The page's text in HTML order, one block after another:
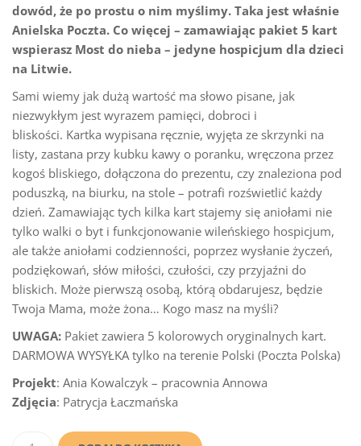
dowód, że po prostu o nim myślimy. Taka jest właśnie
Anielska Poczta. Co więcej – zamawiając pakiet 5 kart
wspierasz Most do nieba – jedyne hospicjum dla dzieci
na Litwie.
Sami wiemy jak dużą wartość ma słowo pisane, jak
niezwykłym jest wyrazem pamięci, dobroci i
bliskości. Kartka wypisana ręcznie, wyjęta ze skrzynki na
listy, zastana przy kubku kawy o poranku, wręczona przez
kogoś bliskiego, dołączona do prezentu, czy znaleziona pod
poduszką, na biurku, na stole – potrafi rozświetlić każdy
dzień. Zamawiając tych kilka kart stajemy się aniołami nie
tylko walki o byt i funkcjonowanie wileńskiego hospicjum,
ale także aniołami codzienności, poprzez wysłanie życzeń,
podziękowań, słów miłości, czułości, czy przyjaźni do
bliskich. Może pierwszą osobą, którą obdarujesz, będzie
Twoja Mama, może żona… Kogo masz na myśli?
UWAGA: Pakiet zawiera 5 kolorowych oryginalnych kart.
DARMOWA WYSYŁKA tylko na terenie Polski (Poczta Polska)
Projekt: Ania Kowalczyk – pracownia Annowa
Zdjęcia: Patrycja Łaczmańska